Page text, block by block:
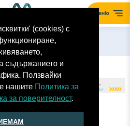
(cookies) с
съдържанието и
Ползвайки
нашите Политика за
за поверителност.
Меню
CARGO ВТОРА ЧАСТ